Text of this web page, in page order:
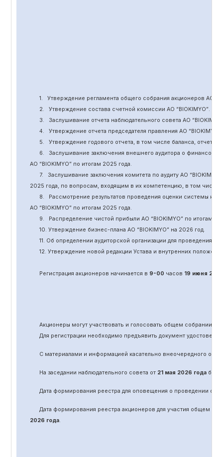
1. Утверждение регламента общего собрания акционеров АО “
2.
Утверждение состава счетной комиссии АО “BIOKIMYO”.
3.
Заслушивание отчета наблюдательного совета АО “BIOKIMYO
4.
Утверждение отчета председателя правления АО “BIOKIMYO
5.
Утверждение годового отчета, в том числе баланса, отчет о
6.
Заслушивание заключения внешнего аудитора о финансовой
АО “BIOKIMYO”по итогам 2025 года.
7.
Заслушивание заключения комитета по аудитуАО “BIOKIMYO
2025 года, по вопросам, входящим в их компетенцию, в том
8.
Рассмотрение результатов проведения оценки системы
АО “BIOKIMYO”по итогам 2025 года.
9.
Распределение чистой прибыли АО “BIOKIMYO”по итогам
10. Утверждение бизнес-плана АО “BIOKIMYO”на 2026 год.
11. Об определении аудиторской организации для проведения
12. Утверждение новой редакции Устава и внутренних
Регистрация акционеров начинается в 9-00 часов 19 июня 202
Акционеры могут участвовать и голосовать общем собрании
Для регистрации необходимо предъявить документ
С материалами и информацией касательно внеочередного
На заседании наблюдательного совета от 21 мая 2026 годабыло
Дата формирования реестра для оповещения о проведении
Дата формирования реестра акционеров для участия общем
2026 года.